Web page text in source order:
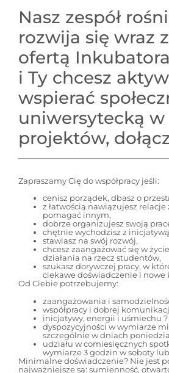
Nasz zespół
rozwija się wraz z
ofertą
i Ty chcesz
wspierać
uniwersytecką w
projektów,
Zapraszamy Cię do współpracy jeśli:
cenisz porządek, dbasz o
z łatwością nawiązujesz
pomagać innym,
dobrze organizujesz swoją
chętnie wychodzisz z
stawiasz na swój rozwój,
chcesz zaangażować się w
działania na rzecz studentów,
szukasz dorywczej pracy, w
ciekawe doświadczenie i nowe
Od Ciebie potrzebujemy:
zaangażowania i
współpracy i dobrej
inicjatywy, energii i uśmiechu ?
dyspozycyjności w wymiarze
szczególnie w dniach
udziału w comiesięcznych
wymiarze 3 godzin w soboty
Minimalne doświadczenie? Nie jest
najważniejsze są: sumienność,